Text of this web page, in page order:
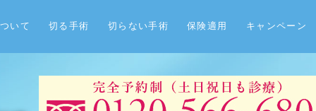
いて 切る手術 切らない手術 保険適用 キャンペーン